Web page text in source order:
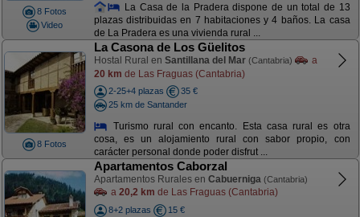
8 Fotos
Video
La Casa de la Pradera dispone de un total de 13
plazas distribuidas en 7 habitaciones y 4 baños. La casa
de La Pradera es una vivienda rural ...
8 Fotos
La Casona de Los Güelitos
Hostal Rural en Santillana del Mar (Cantabria)
a
20 km de Las Fraguas (Cantabria)
2-25+4 plazas
35 €
25 km de Santander
Turismo rural con encanto. Esta casa rural es otra
cosa, es un alojamiento rural con sabor propio, con
carácter personal donde poder disfrut ...
Apartamentos Caborzal
Apartamentos Rurales en Cabuerniga (Cantabria)
a 20,2 km de Las Fraguas (Cantabria)
8+2 plazas
15 €